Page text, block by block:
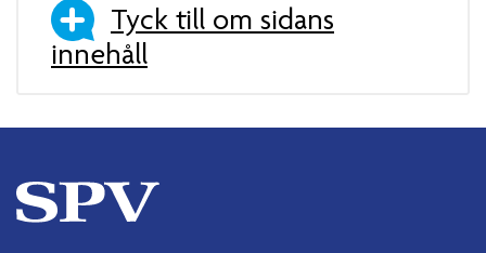
Tyck till om sidans
innehåll